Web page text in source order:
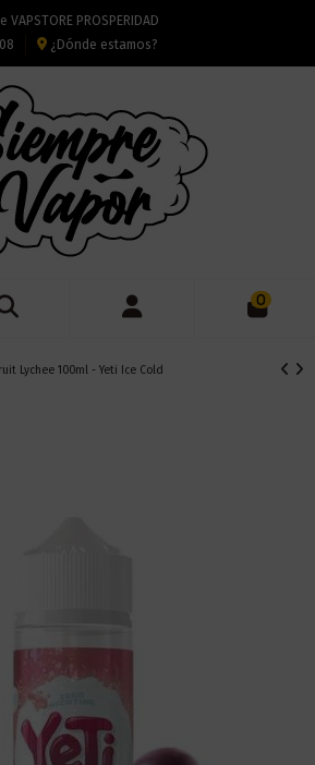
PROSPERIDAD
¿Dónde estamos?
0
Lychee 100ml - Yeti Ice Cold